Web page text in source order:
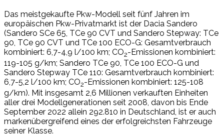
Das meistgekaufte Pkw-Modell seit fünf Jahren im
europäischen Pkw-Privatmarkt ist der Dacia Sandero
(Sandero SCe 65, TCe 90 CVT und Sandero Stepway: TCe
90, TCe 90 CVT und TCe 100 ECO-G: Gesamtverbrauch
kombiniert: 6,7-4,9 l/100 km; CO2-Emissionen kombiniert:
119-105 g/km; Sandero TCe 90, TCe 100 ECO-G und
Sandero Stepway TCe 110: Gesamtverbrauch kombiniert:
6,7-5,2 l/100 km; CO2-Emissionen kombiniert: 125-108
g/km). Mit insgesamt 2,6 Millionen verkauften Einheiten
aller drei Modellgenerationen seit 2008, davon bis Ende
September 2022 allein 292.810 in Deutschland, ist er auch
markenübergreifend eines der erfolgreichsten Fahrzeuge
seiner Klasse.